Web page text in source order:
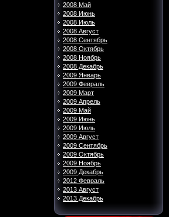
2008 Май
2008 Июнь
2008 Июль
2008 Август
2008 Сентябрь
2008 Октябрь
2008 Ноябрь
2008 Декабрь
2009 Январь
2009 Февраль
2009 Март
2009 Апрель
2009 Май
2009 Июнь
2009 Июль
2009 Август
2009 Сентябрь
2009 Октябрь
2009 Ноябрь
2009 Декабрь
2012 Февраль
2013 Август
2013 Декабрь